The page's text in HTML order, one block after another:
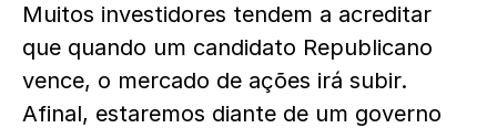
Muitos investidores tendem a acreditar
que quando um candidato Republicano
vence, o mercado de ações irá subir.
Afinal, estaremos diante de um governo